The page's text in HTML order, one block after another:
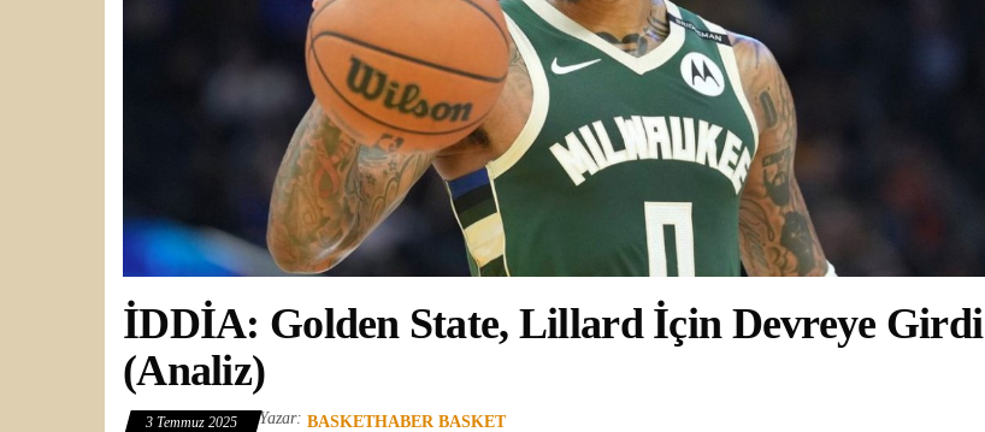
İDDİA: Golden State, Lillard İçin Devreye Girdi
(Analiz)
3 Temmuz 2025 Yazar: BASKETHABER BASKET